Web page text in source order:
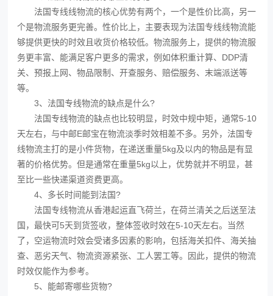
法国专线线物流的核心优势有两个，一个是性价比高，另一
个是物流服务更完善。性价比上，主要表现为法国专线线物流能
够提供更快的时效且收货价格较低。物流服务上，提供的物流服
务更丰富、能满足客户更多的需求，例如体积重计算、DDP清
关、预报上网、物品限制、开查服务、赔偿服务、末端派送等
等。
3、法国专线物流的缺点是什么?
法国专线物流的缺点也比较明显，时效中规中矩，通常5-10
天左右，与中邮E邮宝在物流淡季时效相差不多。另外，法国专
线物流主打的是小件货物，在递送重量5kg及以内的物品是有显
著的价格优势。但是通常在重量5kg以上，优势就并不明显，甚
至比一些快递渠道资费更高。
4、多长时间能到法国?
法国专线物流从香港起运直飞荷兰，在荷兰清关之后送至法
国，最快可5天到货签收，整体签收时效在5-10天左右。当然
了，空运物流时效会受诸多因素的影响，包括海关扣件、海关抽
查、恶劣天气、物流资源紧张、工人罢工等。因此，提供的物流
时效仅能作为参考。
5、能邮寄哪些货物?